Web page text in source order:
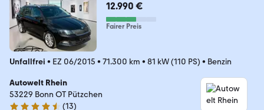
12.990 €
Fairer Preis
Unfallfrei • EZ 06/2015 • 71.300 km • 81 kW (110 PS) • Benzin
Autowelt Rhein
53229 Bonn OT Pützchen
(13)